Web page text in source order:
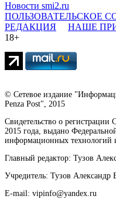
Новости smi2.ru
ПОЛЬЗОВАТЕЛЬСКОЕ
РЕДАКЦИЯ
НАШЕ
18+
© Сетевое издание
Penza Post", 2015
Свидетельство о
2015 года, выдано
информационных технологий
Главный редактор: Тузов
Учредитель: Тузов Александр
E-mail: vipinfo@yandex.ru